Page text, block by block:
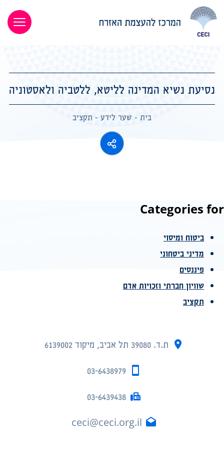
נסיעת נשיא המדינה לליטא, ללטביה ולאסטוניה
בית - שער לידע - תקציב
Categories for
ביטוח ומיסוי
מדיני ביטחוני
פיננסים
שוויון חברתי וזכויות אדם
תקציב
ת.ד. 39080 תל אביב, מיקוד 6139002
03-6438979
03-6439438
ceci@ceci.org.il